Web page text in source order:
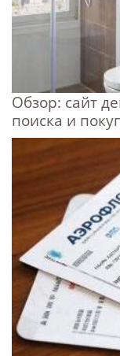
Обзор: сайт
поиска и